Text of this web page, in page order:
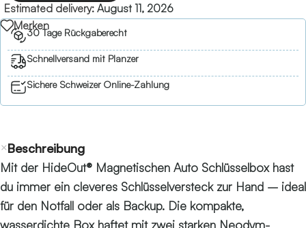
Estimated delivery: August 11, 2026
Merken
30 Tage Rückgaberecht
Schnellversand mit Planzer
Sichere Schweizer Online-Zahlung
Beschreibung
Mit der HideOut® Magnetischen Auto Schlüsselbox hast
du immer ein cleveres Schlüsselversteck zur Hand – ideal
für den Notfall oder als Backup. Die kompakte,
wasserdichte Box haftet mit zwei starken Neodym-